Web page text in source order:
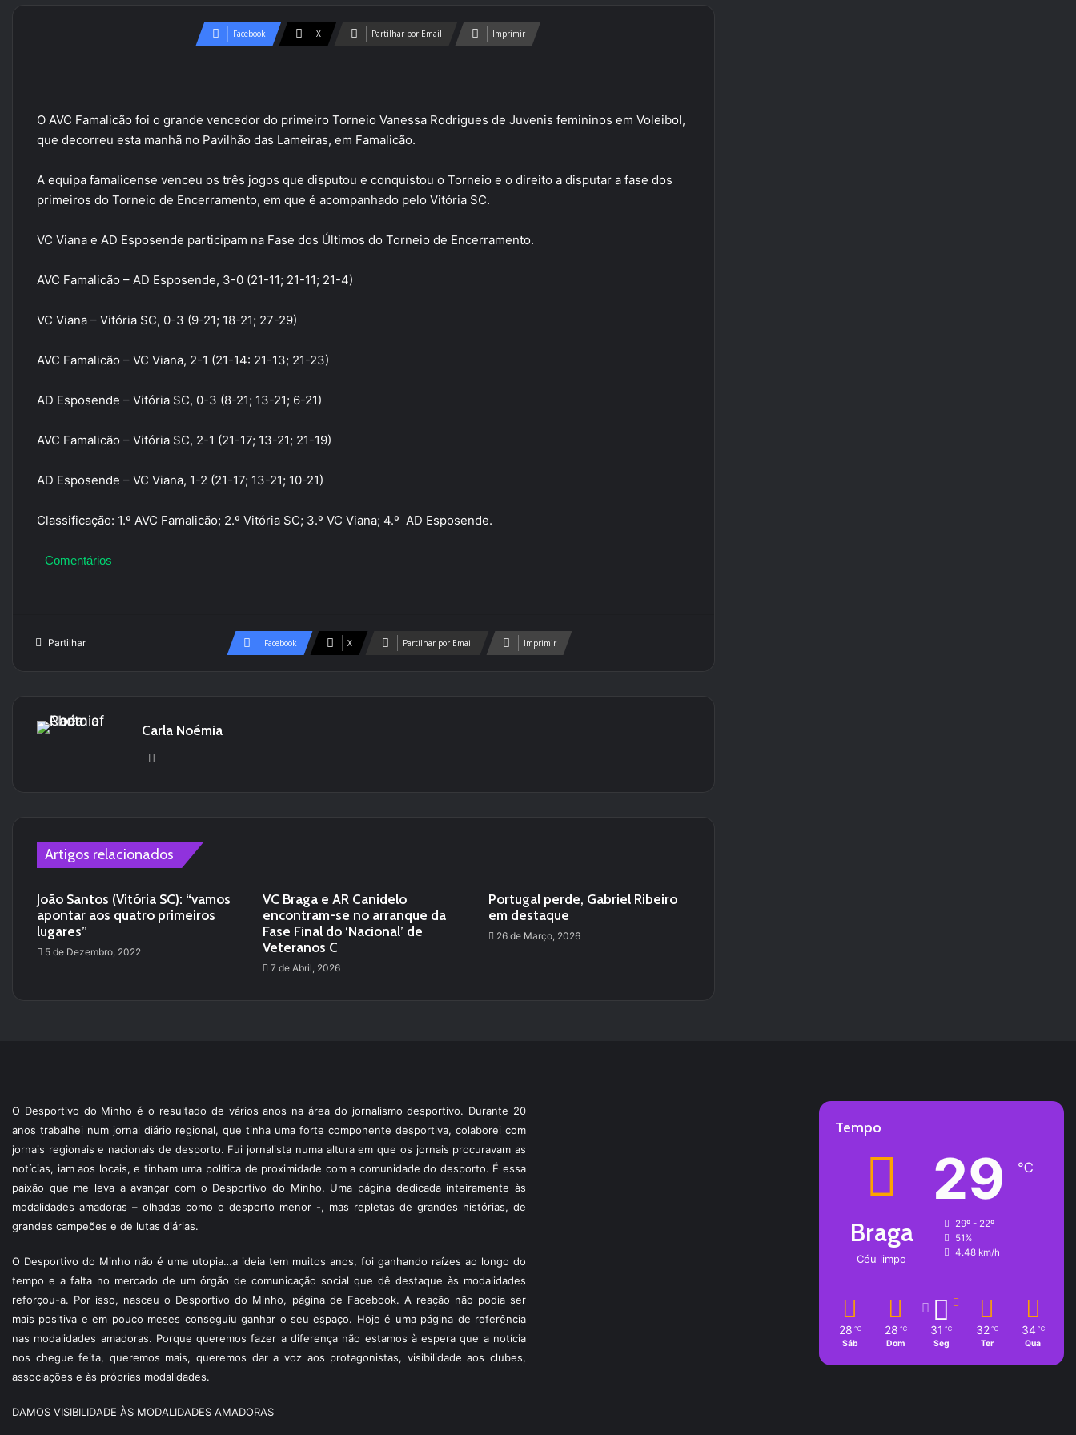
Facebook X Partilhar por Email Imprimir
O AVC Famalicão foi o grande vencedor do primeiro Torneio Vanessa Rodrigues de Juvenis femininos em Voleibol,
que decorreu esta manhã no Pavilhão das Lameiras, em Famalicão.
A equipa famalicense venceu os três jogos que disputou e conquistou o Torneio e o direito a disputar a fase dos
primeiros do Torneio de Encerramento, em que é acompanhado pelo Vitória SC.
VC Viana e AD Esposende participam na Fase dos Últimos do Torneio de Encerramento.
AVC Famalicão – AD Esposende, 3-0 (21-11; 21-11; 21-4)
VC Viana – Vitória SC, 0-3 (9-21; 18-21; 27-29)
AVC Famalicão – VC Viana, 2-1 (21-14: 21-13; 21-23)
AD Esposende – Vitória SC, 0-3 (8-21; 13-21; 6-21)
AVC Famalicão – Vitória SC, 2-1 (21-17; 13-21; 21-19)
AD Esposende – VC Viana, 1-2 (21-17; 13-21; 10-21)
Classificação: 1.º AVC Famalicão; 2.º Vitória SC; 3.º VC Viana; 4.º AD Esposende.
Comentários
Partilhar Facebook X Partilhar por Email Imprimir
Carla Noémia
Artigos relacionados
João Santos (Vitória SC): “vamos
apontar aos quatro primeiros
lugares”
5 de Dezembro, 2022
VC Braga e AR Canidelo
encontram-se no arranque da
Fase Final do ‘Nacional’ de
Veteranos C
7 de Abril, 2026
Portugal perde, Gabriel Ribeiro
em destaque
26 de Março, 2026
O Desportivo do Minho é o resultado de vários anos na área do jornalismo desportivo. Durante 20
anos trabalhei num jornal diário regional, que tinha uma forte componente desportiva, colaborei com
jornais regionais e nacionais de desporto. Fui jornalista numa altura em que os jornais procuravam as
notícias, iam aos locais, e tinham uma política de proximidade com a comunidade do desporto. É essa
paixão que me leva a avançar com o Desportivo do Minho. Uma página dedicada inteiramente às
modalidades amadoras – olhadas como o desporto menor -, mas repletas de grandes histórias, de
grandes campeões e de lutas diárias.
O Desportivo do Minho não é uma utopia…a ideia tem muitos anos, foi ganhando raízes ao longo do
tempo e a falta no mercado de um órgão de comunicação social que dê destaque às modalidades
reforçou-a. Por isso, nasceu o Desportivo do Minho, página de Facebook. A reação não podia ser
mais positiva e em pouco meses conseguiu ganhar o seu espaço. Hoje é uma página de referência
nas modalidades amadoras. Porque queremos fazer a diferença não estamos à espera que a notícia
nos chegue feita, queremos mais, queremos dar a voz aos protagonistas, visibilidade aos clubes,
associações e às próprias modalidades.
DAMOS VISIBILIDADE ÀS MODALIDADES AMADORAS
Tempo
Braga
Céu limpo
29 ℃
29º - 22º
51%
4.48 km/h
28 ℃
Sáb
28 ℃
Dom
31 ℃
Seg
32 ℃
Ter
34 ℃
Qua